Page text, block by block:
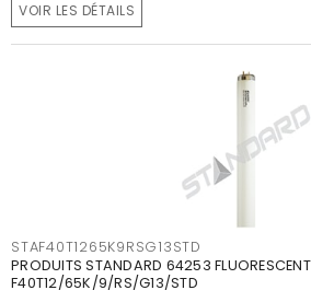
VOIR LES DÉTAILS
STAF40T1265K9RSG13STD
PRODUITS STANDARD 64253 FLUORESCENT
F40T12/65K/9/RS/G13/STD